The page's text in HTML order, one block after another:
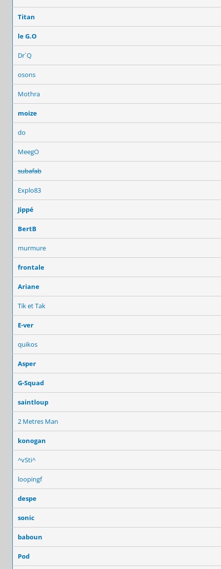
Titan
le G.O
Dr`Q
osons
Mothra
moize
do
MeegO
subafab
Explo83
Jippé
BertB
murmure
frontale
Ariane
Tik et Tak
E-ver
quikos
Asper
G-Squad
saintloup
2 Metres Man
konogan
^vSti^
loopingf
despe
sonic
baboun
Pod